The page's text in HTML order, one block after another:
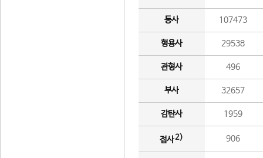
동사 107473
형용사 29538
관형사 496
부사 32657
감탄사 1959
접사2) 906